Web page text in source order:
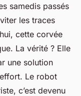
samedis passés
les traces
cette corvée
La vérité ? Elle
une solution
Le robot
c’est devenu